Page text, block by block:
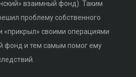
взаимный фонд). Таким
проблему собственного
«прикрыл» своими операциями
фонд и тем самым помог ему